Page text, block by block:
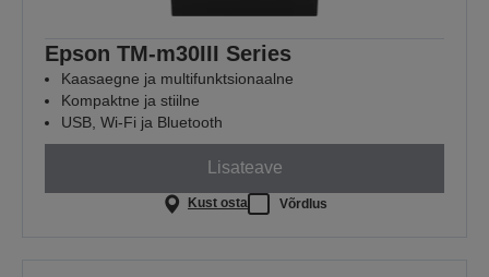
Epson TM-m30III Series
Kaasaegne ja multifunktsionaalne
Kompaktne ja stiilne
USB, Wi-Fi ja Bluetooth
Lisateave
Kust osta Võrdlus